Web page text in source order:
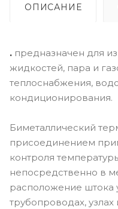
ОПИСАНИЕ
. предназначен для
жидкостей, пара и
теплоснабжения,
кондиционирования.
Биметаллический
присоединением
контроля
непосредственно в
расположение штока
трубопроводах,